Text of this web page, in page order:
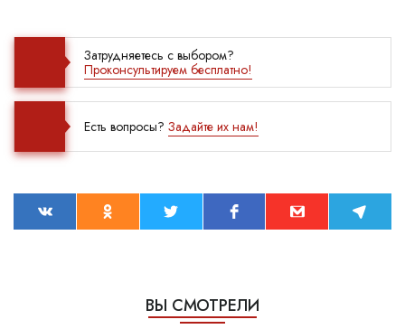
Затрудняетесь с выбором?
Проконсультируем бесплатно!
Есть вопросы? Задайте их нам!
ВЫ СМОТРЕЛИ